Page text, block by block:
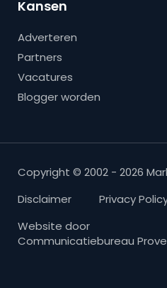
Kansen
Adverteren
Partners
Vacatures
Blogger worden
Copyright © 2002 - 2026
Disclaimer
Privacy
Website door
Communicatiebureau